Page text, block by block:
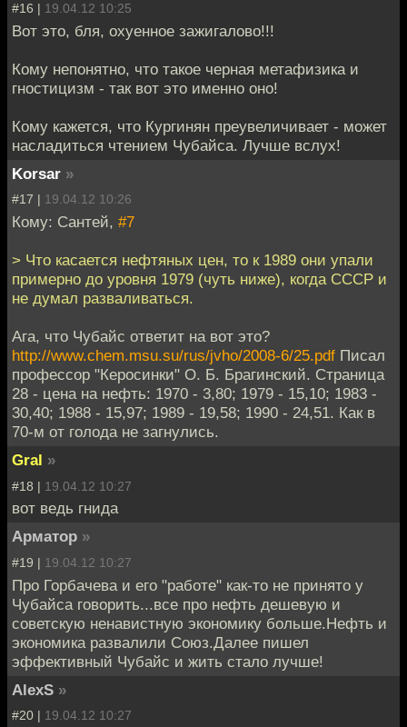
#16 | 19.04.12 10:25
Вот это, бля, охуенное зажигалово!!!
Кому непонятно, что такое черная метафизика и
гностицизм - так вот это именно оно!
Кому кажется, что Кургинян преувеличивает - может
насладиться чтением Чубайса. Лучше вслух!
Korsar »
#17 | 19.04.12 10:26
Кому: Сантей, #7
> Что касается нефтяных цен, то к 1989 они упали
примерно до уровня 1979 (чуть ниже), когда СССР и
не думал разваливаться.
Ага, что Чубайс ответит на вот это?
http://www.chem.msu.su/rus/jvho/2008-6/25.pdf Писал
профессор "Керосинки" О. Б. Брагинский. Страница
28 - цена на нефть: 1970 - 3,80; 1979 - 15,10; 1983 -
30,40; 1988 - 15,97; 1989 - 19,58; 1990 - 24,51. Как в
70-м от голода не загнулись.
Gral »
#18 | 19.04.12 10:27
вот ведь гнида
Арматор »
#19 | 19.04.12 10:27
Про Горбачева и его "работе" как-то не принято у
Чубайса говорить...все про нефть дешевую и
советскую ненавистную экономику больше.Нефть и
экономика развалили Союз.Далее пишел
эффективный Чубайс и жить стало лучше!
AlexS »
#20 | 19.04.12 10:27